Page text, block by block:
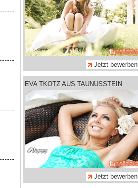
Jetzt bewerben
EVA TKOTZ AUS TAUNUSSTEIN
Jetzt bewerben